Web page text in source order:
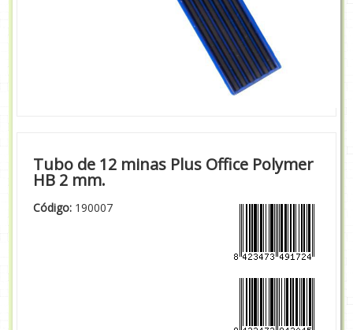
Tubo de 12 minas Plus Office Polymer
HB 2 mm.
Código: 190007